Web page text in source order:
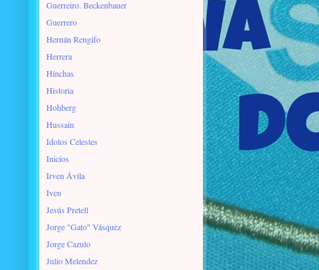
Guerreiro. Beckenbauer
Guerrero
Hernán Rengifo
Herrera
Hinchas
Historia
Hohberg
Hussain
Idolos Celestes
Inicios
Irven Ávila
Iven
Jesús Pretell
Jorge "Gato" Vásquez
Jorge Cazulo
Julio Melendez